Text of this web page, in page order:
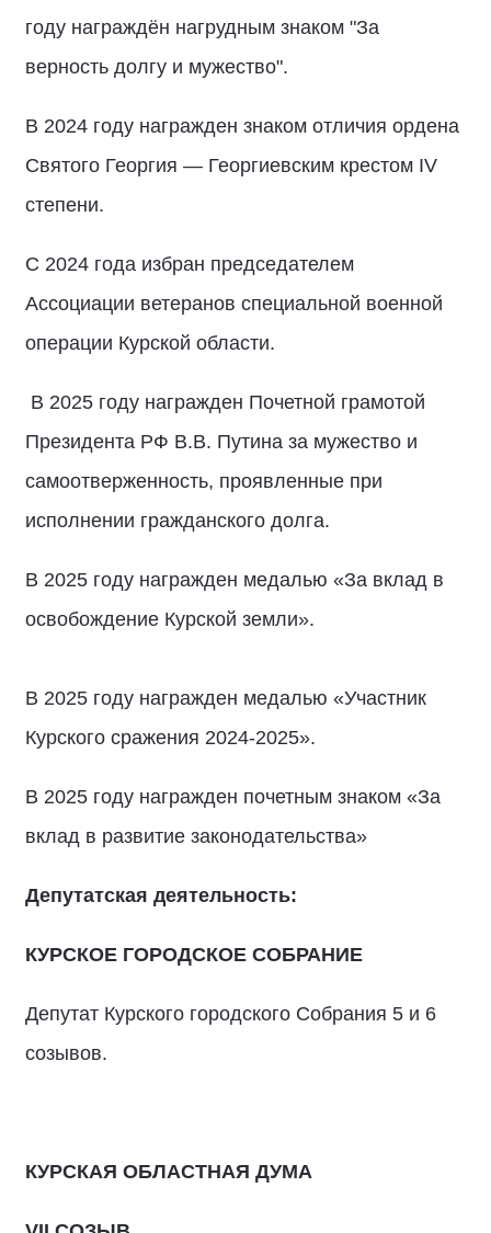
году награждён нагрудным знаком "За
верность долгу и мужество".
В 2024 году награжден знаком отличия ордена
Святого Георгия — Георгиевским крестом IV
степени.
С 2024 года избран председателем
Ассоциации ветеранов специальной военной
операции Курской области.
В 2025 году награжден Почетной грамотой
Президента РФ В.В. Путина за мужество и
самоотверженность, проявленные при
исполнении гражданского долга.
В 2025 году награжден медалью «За вклад в
освобождение Курской земли».
В 2025 году награжден медалью «Участник
Курского сражения 2024-2025».
В 2025 году награжден почетным знаком «За
вклад в развитие законодательства»
Депутатская деятельность:
КУРСКОЕ ГОРОДСКОЕ СОБРАНИЕ
Депутат Курского городского Собрания 5 и 6
созывов.
КУРСКАЯ ОБЛАСТНАЯ ДУМА